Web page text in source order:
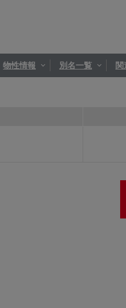
物性情報 別名一覧